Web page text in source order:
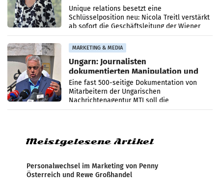
Geschäftsleitung
Unique relations besetzt eine
Schlüsselposition neu: Nicola Treitl verstärkt
ab sofort die Geschäftsleitung der Wiener
PR-Agentur an der Seite von Josef Kalina und
Anna Kalina-Mahr.
MARKETING & MEDIA
Ungarn: Journalisten
dokumentierten Manipulation und
Zensur
Eine fast 500-seitige Dokumentation von
Mitarbeitern der Ungarischen
Nachrichtenagentur MTI soll die
systematische Nachrichten-Manipulation und
Meistgelesene Artikel
Personalwechsel im Marketing von Penny
Österreich und Rewe Großhandel